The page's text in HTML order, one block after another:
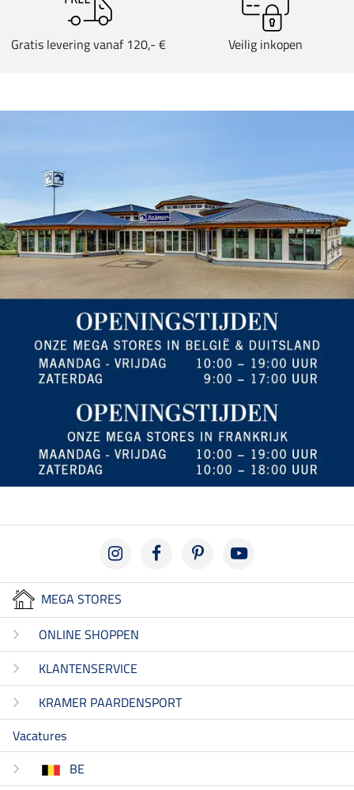
Gratis levering vanaf 120,- € Veilig inkopen
MEGA STORES
ONLINE SHOPPEN
KLANTENSERVICE
KRAMER PAARDENSPORT
Vacatures
BE